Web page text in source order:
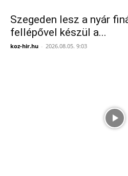
Szegeden lesz a nyár
fellépővel készül a...
koz-hir.hu - 2026.08.05. 9:03